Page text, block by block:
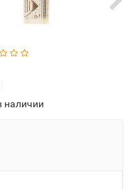
наличии